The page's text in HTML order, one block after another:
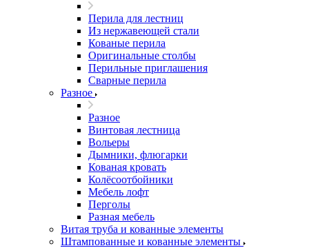
Перила для лестниц
Из нержавеющей стали
Кованые перила
Оригинальные столбы
Перильные приглашения
Сварные перила
Разное
Разное
Винтовая лестница
Вольеры
Дымники, флюгарки
Кованая кровать
Колёсоотбойники
Мебель лофт
Перголы
Разная мебель
Витая труба и кованные элементы
Штампованные и кованные элементы